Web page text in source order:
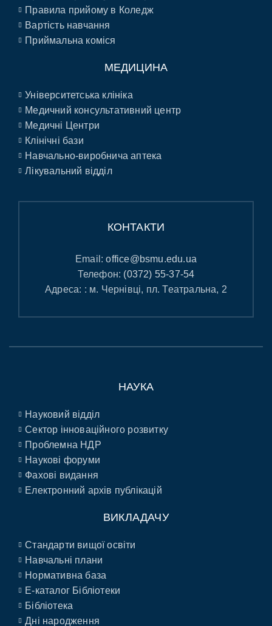
Правила прийому в Коледж
Вартість навчання
Приймальна коміся
МЕДИЦИНА
Університетська клініка
Медичний консультативний центр
Медичні Центри
Клінічні бази
Навчально-виробнича аптека
Лікувальний відділ
КОНТАКТИ
Email:office@bsmu.edu.ua
Телефон: (0372) 55-37-54
Адреса: : м. Чернівці, пл. Театральна, 2
НАУКА
Науковий відділ
Сектор інноваційного розвитку
Проблемна НДР
Наукові форуми
Фахові видання
Електронний архів публікацій
ВИКЛАДАЧУ
Стандарти вищої освіти
Навчальні плани
Нормативна база
E-каталог Бібліотеки
Бібліотека
Дні народження